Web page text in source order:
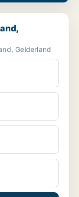
Gelderland